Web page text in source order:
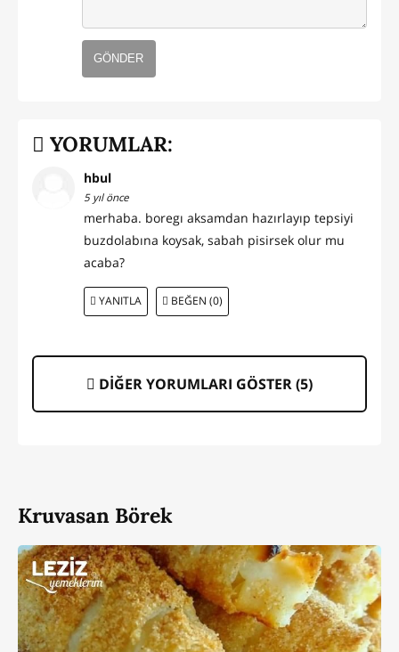
GÖNDER
YORUMLAR:
hbul
5 yıl önce
merhaba. boregı aksamdan hazırlayıp tepsiyi
buzdolabına koysak, sabah pisirsek olur mu
acaba?
YANITLA BEĞEN (0)
DİĞER YORUMLARI GÖSTER (5)
Kruvasan Börek